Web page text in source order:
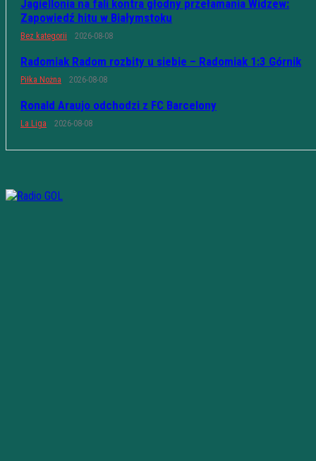
Jagiellonia na fali kontra głodny przełamania Widzew:
Zapowiedź hitu w Białymstoku
Bez kategorii 2026-08-08
Radomiak Radom rozbity u siebie – Radomiak 1:3 Górnik
Piłka Nożna 2026-08-08
Ronald Araujo odchodzi z FC Barcelony
La Liga 2026-08-08